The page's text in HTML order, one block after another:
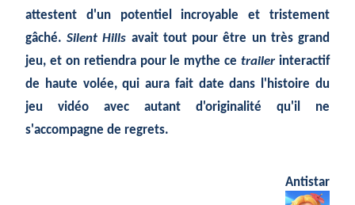
attestent d'un potentiel incroyable et tristement
gâché.Silent Hills avait tout pour être un très grand
jeu, et on retiendra pour le mythe cetrailer interactif
de haute volée, qui aura fait date dans l'histoire du
jeu vidéo avec autant d'originalité qu'il ne
s'accompagne de regrets.
Antistar